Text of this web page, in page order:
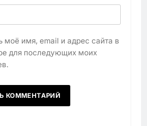
моё имя, email и адрес сайта в
для последующих моих